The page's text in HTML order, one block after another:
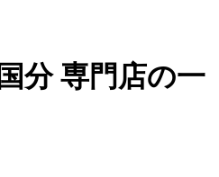
分 専門店の一